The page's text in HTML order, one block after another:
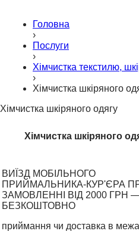
Головна
›
Послуги
›
Хімчистка текстилю,
›
Хімчистка шкіряного
Хімчистка шкіряного одягу
Хімчистка шкіряного
ВИЇЗД МОБІЛЬНОГО
ПРИЙМАЛЬНИКА-КУР'ЄРА
ЗАМОВЛЕННІ ВІД 2000 ГРН
БЕЗКОШТОВНО
приймання чи доставка в